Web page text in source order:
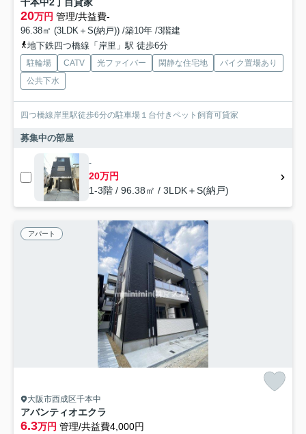
千本中2丁目貸家
20万円 管理/共益費-
96.38㎡ (3LDK＋S(納戸)) /築10年 /3階建
地下鉄四つ橋線「岸里」駅 徒歩6分
駐輪場 CATV 光ファイバー 閑静な住宅地
バイク置場あり
公共下水
四つ橋線岸里駅徒歩6分の駐車場１台付きペット飼育可貸家
募集中の部屋
-
20万円
1-3階 / 96.38㎡ / 3LDK＋S(納戸)
アパート
大阪市西成区千本中
アバンティオエクラ
6.3万円 管理/共益費4,000円